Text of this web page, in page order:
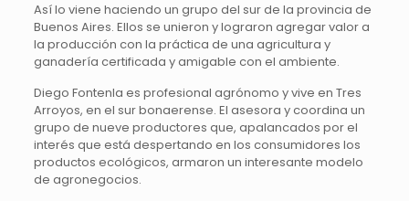
Así lo viene haciendo un grupo del sur de la provincia de
Buenos Aires. Ellos se unieron y lograron agregar valor a
la producción con la práctica de una agricultura y
ganadería certificada y amigable con el ambiente.
Diego Fontenla es profesional agrónomo y vive en Tres
Arroyos, en el sur bonaerense. El asesora y coordina un
grupo de nueve productores que, apalancados por el
interés que está despertando en los consumidores los
productos ecológicos, armaron un interesante modelo
de agronegocios.